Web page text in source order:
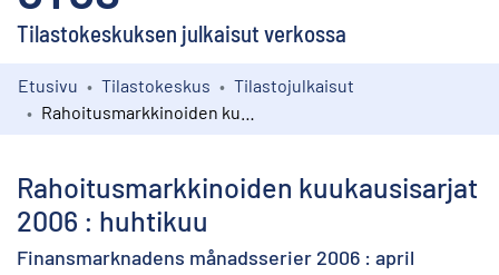
Tilastokeskuksen julkaisut verkossa
Kokoelmat
Etusivu Tilastokeskus
Tilastojulkaisut
Rahoitusmarkkinoiden kuukausisarjat
2006 : huhtikuu
Finansmarknadens månadsserier 2006 : april